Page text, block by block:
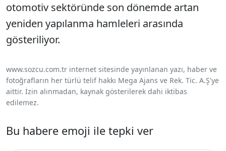
otomotiv sektöründe son dönemde artan
yeniden yapılanma hamleleri arasında
gösteriliyor.
www.sozcu.com.tr internet sitesinde yayınlanan yazı, haber ve
fotoğrafların her türlü telif hakkı Mega Ajans ve Rek. Tic. A.Ş'ye
aittir. İzin alınmadan, kaynak gösterilerek dahi iktibas
edilemez.
Bu habere emoji ile tepki ver